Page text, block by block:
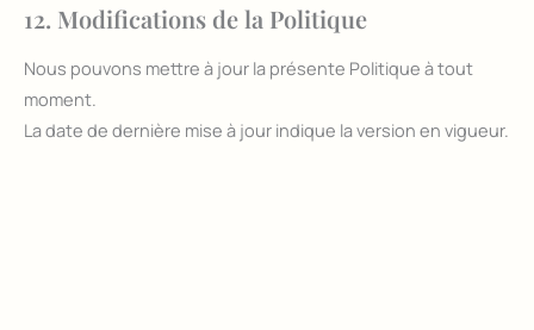
12. Modifications de la Politique
Nous pouvons mettre à jour la présente Politique à tout
moment.
La date de dernière mise à jour indique la version en vigueur.